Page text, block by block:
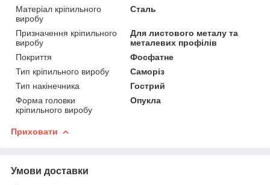
Матеріал кріпильного
виробу
Сталь
Призначення кріпильного
виробу
Для листового металу та
металевих профілів
Покриття
Фосфатне
Тип кріпильного виробу
Саморіз
Тип накінечника
Гострий
Форма головки
кріпильного виробу
Опукла
Приховати
Умови доставки